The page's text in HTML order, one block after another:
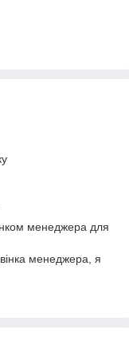
менеджера для
менеджера, я